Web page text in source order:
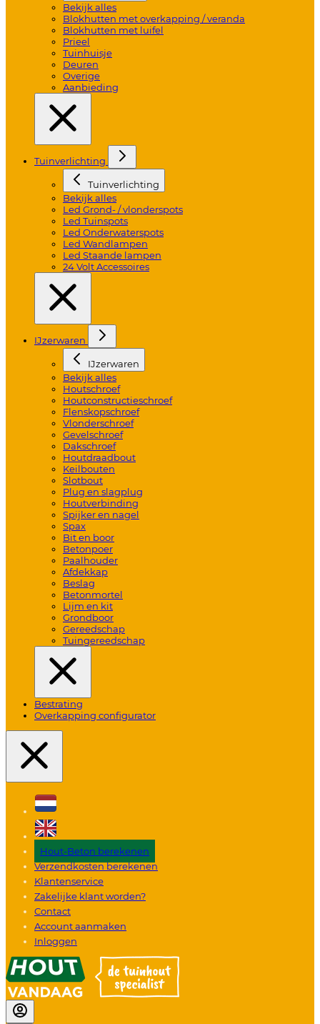
Bekijk alles
Blokhutten met overkapping / veranda
Blokhutten met luifel
Prieel
Tuinhuisje
Deuren
Overige
Aanbieding
Tuinverlichting
Tuinverlichting
Bekijk alles
Led Grond- / vlonderspots
Led Tuinspots
Led Onderwaterspots
Led Wandlampen
Led Staande lampen
24 Volt Accessoires
IJzerwaren
IJzerwaren
Bekijk alles
Houtschroef
Houtconstructieschroef
Flenskopschroef
Vlonderschroef
Gevelschroef
Dakschroef
Houtdraadbout
Keilbouten
Slotbout
Plug en slagplug
Houtverbinding
Spijker en nagel
Spax
Bit en boor
Betonpoer
Paalhouder
Afdekkap
Beslag
Betonmortel
Lijm en kit
Grondboor
Gereedschap
Tuingereedschap
Bestrating
Overkapping configurator
Hout-Beton berekenen
Verzendkosten berekenen
Klantenservice
Zakelijke klant worden?
Contact
Account aanmaken
Inloggen